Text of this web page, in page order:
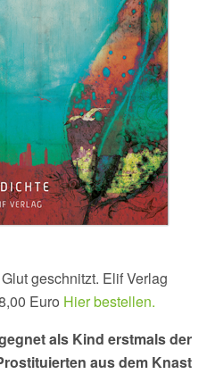
geschnitzt. Elif Verlag
Euro Hier bestellen.
als Kind erstmals der
aus dem Knast